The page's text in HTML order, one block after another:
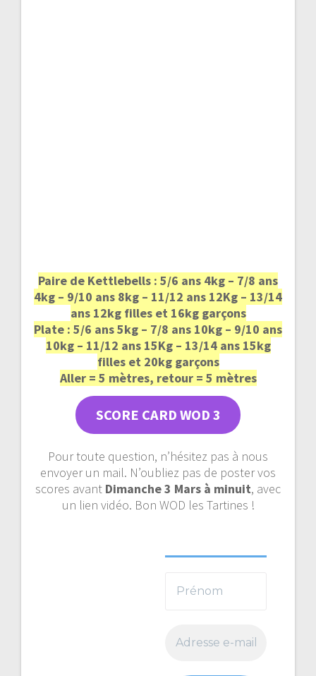
Paire de Kettlebells : 5/6 ans 4kg – 7/8 ans
4kg – 9/10 ans 8kg – 11/12 ans 12Kg – 13/14
ans 12kg filles et 16kg garçons
Plate : 5/6 ans 5kg – 7/8 ans 10kg – 9/10 ans
10kg – 11/12 ans 15Kg – 13/14 ans 15kg
filles et 20kg garçons
Aller = 5 mètres, retour = 5 mètres
SCORE CARD WOD 3
Pour toute question, n’hésitez pas à nous
envoyer un mail. N’oubliez pas de poster vos
scores avant Dimanche 3 Mars à minuit, avec
un lien vidéo. Bon WOD les Tartines !